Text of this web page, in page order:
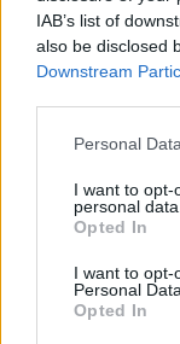
IAB’s list of
also be disclosed
Downstream
Personal
I want to opt-
personal data.
Opted In
I want to opt-
Personal Data.
Opted In
Žaidimo
klajoti po
su Hario
burtų, kovoti
atrasti
„Niantic